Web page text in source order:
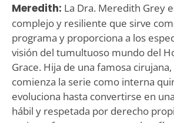
Meredith: La Dra. Meredith Grey
complejo y resiliente que sirve
programa y proporciona a los
visión del tumultuoso mundo del
Grace. Hija de una famosa
comienza la serie como interna
evoluciona hasta convertirse en
hábil y respetada por derecho